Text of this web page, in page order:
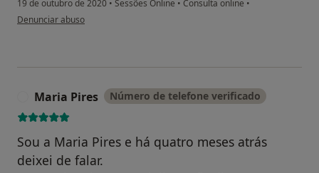
19 de outubro de 2020 • Sessões Online • Consulta online •
na opinião do utilizador Ema Teixeira
Denunciar abuso
Maria Pires Número de telefone verificado
Sou a Maria Pires e há quatro meses atrás
deixei de falar.